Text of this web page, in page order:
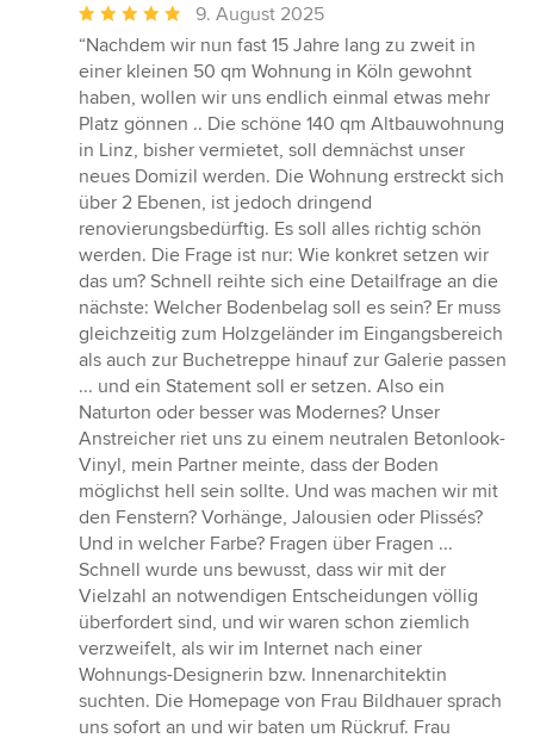
Durchschnittliche
Bewertung:
5
von
5
Sternen
9. August 2025
“Nachdem wir nun fast 15 Jahre lang zu zweit in
einer kleinen 50 qm Wohnung in Köln gewohnt
haben, wollen wir uns endlich einmal etwas mehr
Platz gönnen .. Die schöne 140 qm Altbauwohnung
in Linz, bisher vermietet, soll demnächst unser
neues Domizil werden. Die Wohnung erstreckt sich
über 2 Ebenen, ist jedoch dringend
renovierungsbedürftig. Es soll alles richtig schön
werden. Die Frage ist nur: Wie konkret setzen wir
das um? Schnell reihte sich eine Detailfrage an die
nächste: Welcher Bodenbelag soll es sein? Er muss
gleichzeitig zum Holzgeländer im Eingangsbereich
als auch zur Buchetreppe hinauf zur Galerie passen
... und ein Statement soll er setzen. Also ein
Naturton oder besser was Modernes? Unser
Anstreicher riet uns zu einem neutralen Betonlook-
Vinyl, mein Partner meinte, dass der Boden
möglichst hell sein sollte. Und was machen wir mit
den Fenstern? Vorhänge, Jalousien oder Plissés?
Und in welcher Farbe? Fragen über Fragen ...
Schnell wurde uns bewusst, dass wir mit der
Vielzahl an notwendigen Entscheidungen völlig
überfordert sind, und wir waren schon ziemlich
verzweifelt, als wir im Internet nach einer
Wohnungs-Designerin bzw. Innenarchitektin
suchten. Die Homepage von Frau Bildhauer sprach
uns sofort an und wir baten um Rückruf. Frau